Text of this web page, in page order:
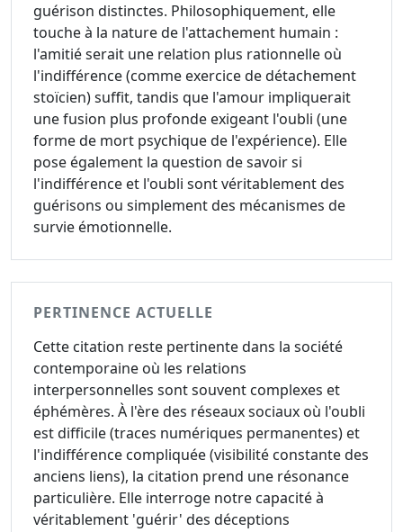
guérison distinctes. Philosophiquement, elle
touche à la nature de l'attachement humain :
l'amitié serait une relation plus rationnelle où
l'indifférence (comme exercice de détachement
stoïcien) suffit, tandis que l'amour impliquerait
une fusion plus profonde exigeant l'oubli (une
forme de mort psychique de l'expérience). Elle
pose également la question de savoir si
l'indifférence et l'oubli sont véritablement des
guérisons ou simplement des mécanismes de
survie émotionnelle.
PERTINENCE ACTUELLE
Cette citation reste pertinente dans la société
contemporaine où les relations
interpersonnelles sont souvent complexes et
éphémères. À l'ère des réseaux sociaux où l'oubli
est difficile (traces numériques permanentes) et
l'indifférence compliquée (visibilité constante des
anciens liens), la citation prend une résonance
particulière. Elle interroge notre capacité à
véritablement 'guérir' des déceptions